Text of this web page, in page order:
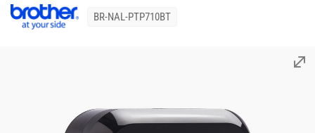
BR-NAL-PTP710BT